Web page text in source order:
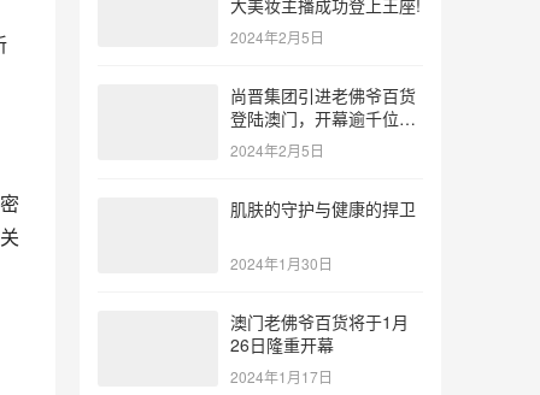
大美妆主播成功登上王座!
2024年2月5日
尚晋集团引进老佛爷百货
登陆澳门，开幕逾千位时
尚名流共襄盛举
2024年2月5日
肌肤的守护与健康的捍卫
2024年1月30日
澳门老佛爷百货将于1月
26日隆重开幕
2024年1月17日